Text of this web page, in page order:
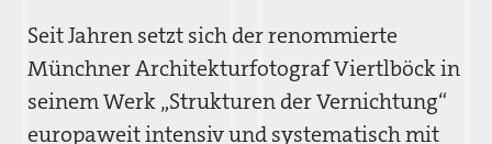
Seit Jahren setzt sich der renommierte
Münchner Architekturfotograf Viertlböck in
seinem Werk „Strukturen der Vernichtung“
europaweit intensiv und systematisch mit